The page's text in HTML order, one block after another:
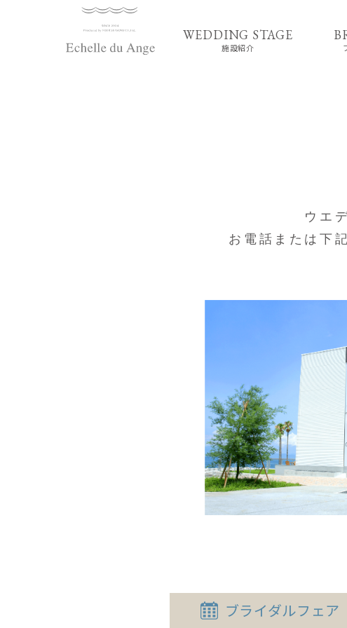
施設紹介
ウエ
お電話または 下
ブライダルフェア